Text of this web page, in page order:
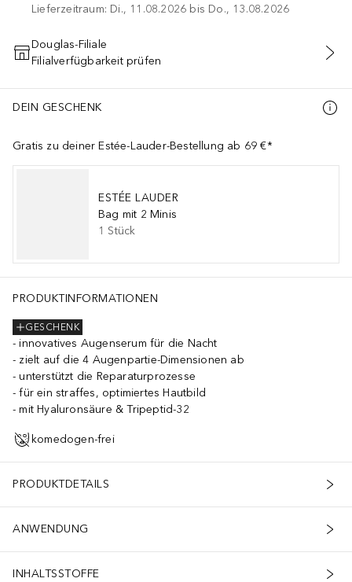
Lieferzeitraum: Di., 11.08.2026 bis Do., 13.08.2026
IN DEN WARENKORB
Douglas-Filiale
Filialverfügbarkeit prüfen
DEIN GESCHENK
Gratis zu deiner Estée-Lauder-Bestellung ab 69 €*
ESTÉE LAUDER
Bag mit 2 Minis
1 Stück
PRODUKTINFORMATIONEN
GESCHENK
innovatives Augenserum für die Nacht
zielt auf die 4 Augenpartie-Dimensionen ab
unterstützt die Reparaturprozesse
für ein straffes, optimiertes Hautbild
mit Hyaluronsäure & Tripeptid-32
komedogen-frei
PRODUKTDETAILS
ANWENDUNG
INHALTSSTOFFE